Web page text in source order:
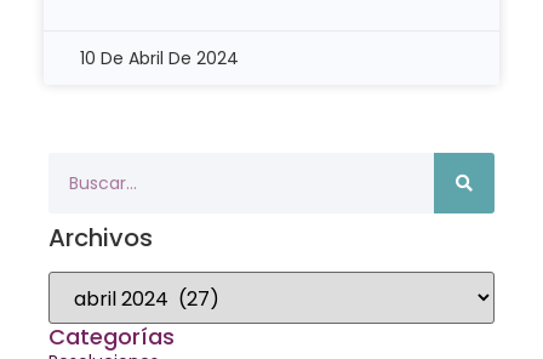
10 De Abril De 2024
Archivos
Categorías